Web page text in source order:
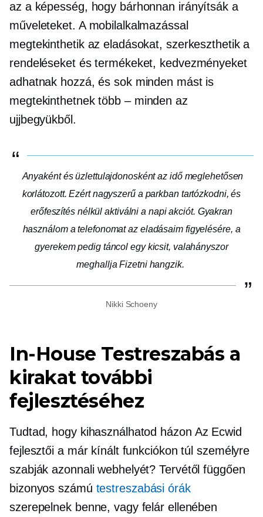
az a képesség, hogy bárhonnan irányítsák a
műveleteket. A mobilalkalmazással
megtekinthetik az eladásokat, szerkeszthetik a
rendeléseket és termékeket, kedvezményeket
adhatnak hozzá, és sok minden mást is
megtekinthetnektöbb – minden az
ujjbegyükből.
Anyaként és üzlettulajdonosként az idő meglehetősen
korlátozott. Ezért nagyszerű a parkban tartózkodni, és
erőfeszítés nélkül aktiválni a napi akciót. Gyakran
használom a telefonomat az eladásaim figyelésére, a
gyerekem pedig táncol egy kicsit, valahányszor
meghalljaFizetnihangzik.
Nikki Schoeny
In-House Testreszabás a
kirakat további
fejlesztéséhez
Tudtad, hogy kihasználhatod házon Az Ecwid
fejlesztői a már kínált funkciókon túl személyre
szabják azonnali webhelyét? Tervétől függően
bizonyos számú testreszabási órák
szerepelnek benne, vagy felár ellenében